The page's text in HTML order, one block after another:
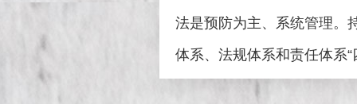
法是预防为主、系统管理。
体系、法规体系和责任体系“